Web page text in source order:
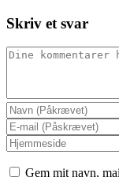
Skriv et svar
Gem mit navn,